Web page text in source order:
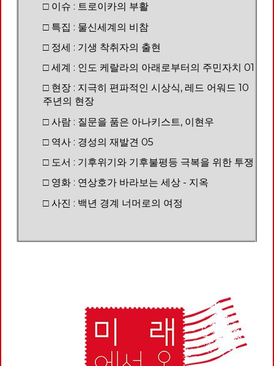
□ 이슈 : 트로이카의 부활
□ 특집 : 물신세계의 비참
□ 정세 : 기생 착취자의 출현
□ 세계 : 인도 케랄라의 아래로부터의 주민자치 01
□ 현장 : 지극히 편파적인 시상식, 레드 어워드 10
주년의 현장
□ 사람 : 질문을 품은 아나키스트, 이현우
□ 역사 : 경성의 재발견 05
□ 도서 : 기후위기와 기후불평등 극복을 위한 투쟁
□ 영화 : 연상호가 바라보는 세상 - 지옥
□ 사진 : 백년 경계 너머로의 여정